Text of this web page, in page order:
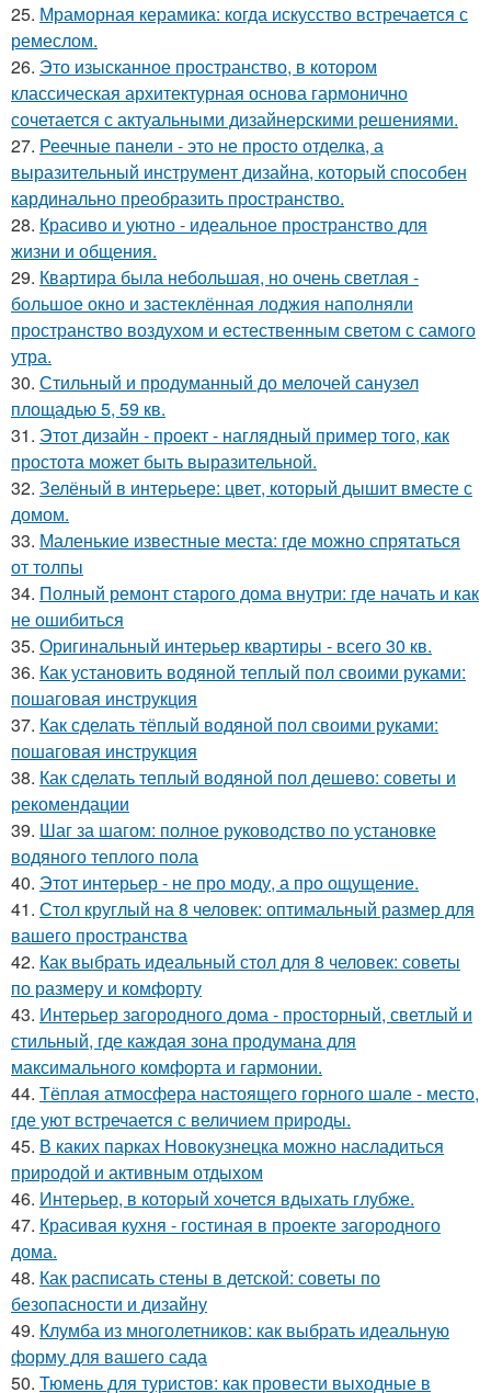
25. Мраморная керамика: когда искусство встречается с
ремеслом.
26. Это изысканное пространство, в котором
классическая архитектурная основа гармонично
сочетается с актуальными дизайнерскими решениями.
27. Реечные панели - это не просто отделка, а
выразительный инструмент дизайна, который способен
кардинально преобразить пространство.
28. Красиво и уютно - идеальное пространство для
жизни и общения.
29. Квартира была небольшая, но очень светлая -
большое окно и застеклённая лоджия наполняли
пространство воздухом и естественным светом с самого
утра.
30. Стильный и продуманный до мелочей санузел
площадью 5, 59 кв.
31. Этот дизайн - проект - наглядный пример того, как
простота может быть выразительной.
32. Зелёный в интерьере: цвет, который дышит вместе с
домом.
33. Маленькие известные места: где можно спрятаться
от толпы
34. Полный ремонт старого дома внутри: где начать и как
не ошибиться
35. Оригинальный интерьер квартиры - всего 30 кв.
36. Как установить водяной теплый пол своими руками:
пошаговая инструкция
37. Как сделать тёплый водяной пол своими руками:
пошаговая инструкция
38. Как сделать теплый водяной пол дешево: советы и
рекомендации
39. Шаг за шагом: полное руководство по установке
водяного теплого пола
40. Этот интерьер - не про моду, а про ощущение.
41. Стол круглый на 8 человек: оптимальный размер для
вашего пространства
42. Как выбрать идеальный стол для 8 человек: советы
по размеру и комфорту
43. Интерьер загородного дома - просторный, светлый и
стильный, где каждая зона продумана для
максимального комфорта и гармонии.
44. Тёплая атмосфера настоящего горного шале - место,
где уют встречается с величием природы.
45. В каких парках Новокузнецка можно насладиться
природой и активным отдыхом
46. Интерьер, в который хочется вдыхать глубже.
47. Красивая кухня - гостиная в проекте загородного
дома.
48. Как расписать стены в детской: советы по
безопасности и дизайну
49. Клумба из многолетников: как выбрать идеальную
форму для вашего сада
50. Тюмень для туристов: как провести выходные в